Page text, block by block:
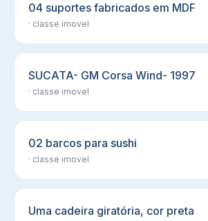
04 suportes fabricados em MDF
· classe imovel
SUCATA- GM Corsa Wind- 1997
· classe imovel
02 barcos para sushi
· classe imovel
Uma cadeira giratória, cor preta